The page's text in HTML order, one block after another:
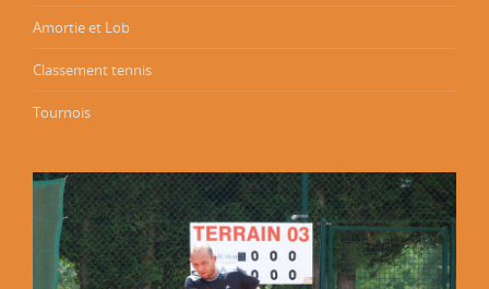
Amortie et Lob
Classement tennis
Tournois